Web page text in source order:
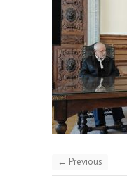
← Previous